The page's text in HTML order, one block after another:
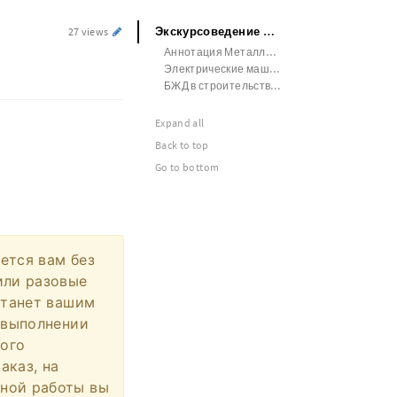
27 views
вам без
разовые
вашим
на
работы вы
Экскурсоведение Аннотация
Аннотация Металлообработка
Электрические машины
БЖД в строительстве Билеты
Expand all
Back to top
Go to bottom